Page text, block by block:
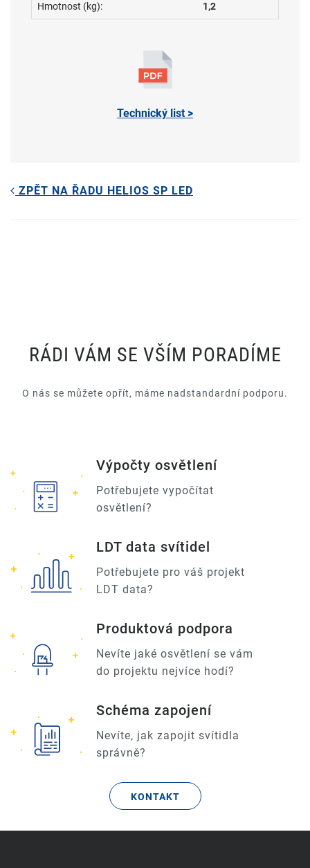
Hmotnost (kg): 1,2
Technický list >
ZPĚT NA ŘADU HELIOS SP LED
RÁDI VÁM SE VŠÍM PORADÍME
O nás se můžete opřít, máme nadstandardní podporu.
Výpočty osvětlení
Potřebujete vypočítat
osvětlení?
LDT data svítidel
Potřebujete pro váš projekt
LDT data?
Produktová podpora
Nevíte jaké osvětlení se vám
do projektu nejvíce hodí?
Schéma zapojení
Nevíte, jak zapojit svítidla
správně?
KONTAKT